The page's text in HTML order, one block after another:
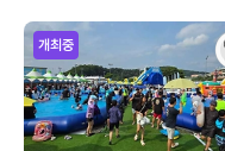
개최중